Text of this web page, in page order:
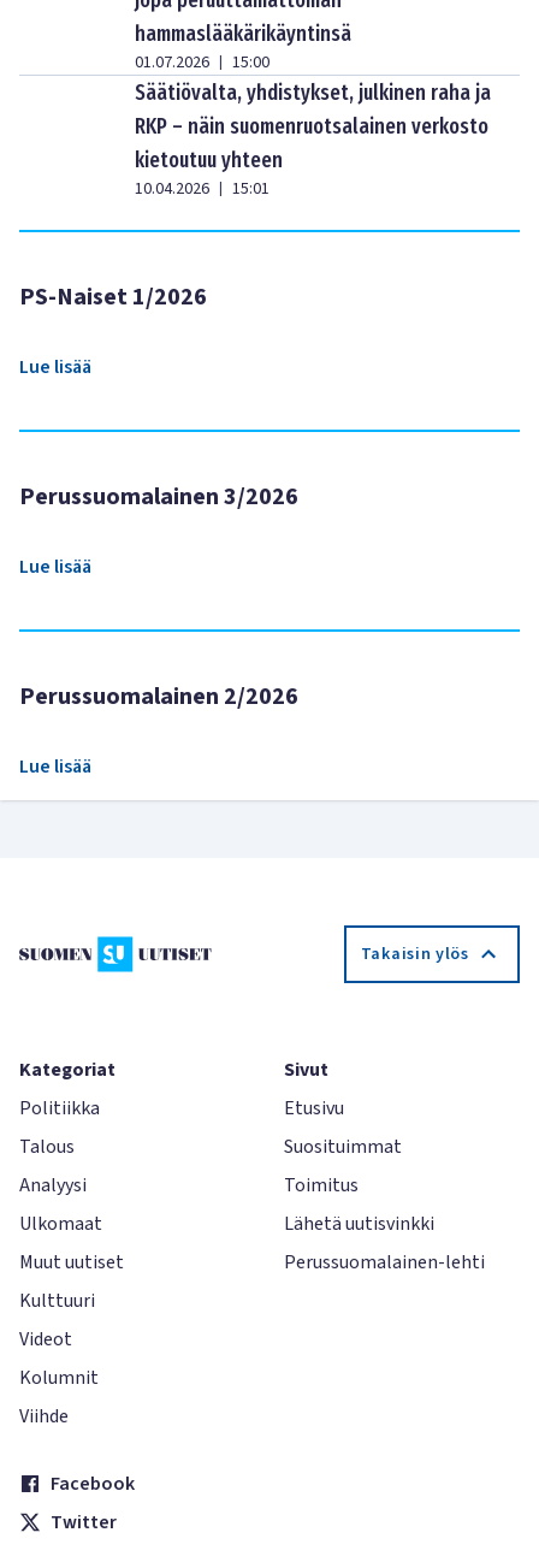
hammaslääkärikäyntinsä
01.07.2026 | 15:00
Säätiövalta, yhdistykset, julkinen raha ja
RKP – näin suomenruotsalainen verkosto
kietoutuu yhteen
10.04.2026 | 15:01
PS-Naiset 1/2026
Lue lisää
Perussuomalainen 3/2026
Lue lisää
Perussuomalainen 2/2026
Lue lisää
Takaisin ylös
Kategoriat
Politiikka
Talous
Analyysi
Ulkomaat
Muut uutiset
Kulttuuri
Videot
Kolumnit
Viihde
Sivut
Etusivu
Suosituimmat
Toimitus
Lähetä uutisvinkki
Perussuomalainen-lehti
Facebook
Twitter